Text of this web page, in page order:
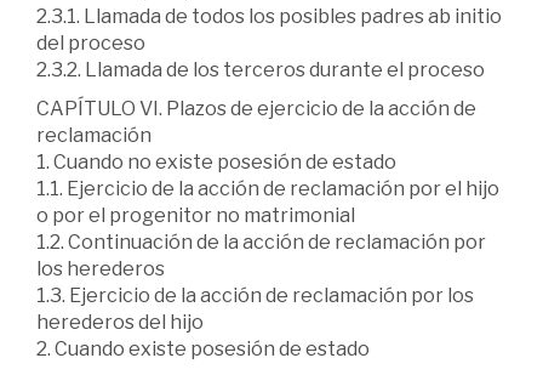
2.3.1. Llamada de todos los posibles padres ab initio
del proceso
2.3.2. Llamada de los terceros durante el proceso
CAPÍTULO VI. Plazos de ejercicio de la acción de
reclamación
1. Cuando no existe posesión de estado
1.1. Ejercicio de la acción de reclamación por el hijo
o por el progenitor no matrimonial
1.2. Continuación de la acción de reclamación por
los herederos
1.3. Ejercicio de la acción de reclamación por los
herederos del hijo
2. Cuando existe posesión de estado